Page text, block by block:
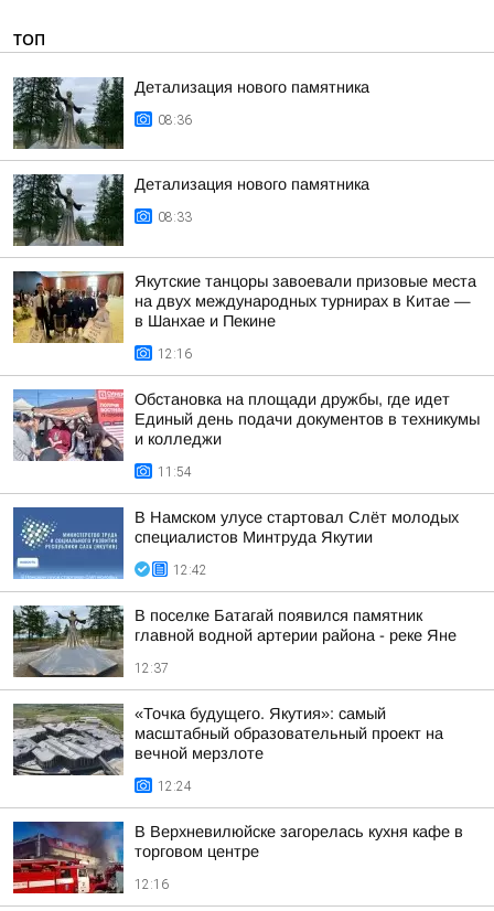
ТОП
Детализация нового памятника
08:36
Детализация нового памятника
08:33
Якутские танцоры завоевали призовые места
на двух международных турнирах в Китае —
в Шанхае и Пекине
12:16
Обстановка на площади дружбы, где идет
Единый день подачи документов в техникумы
и колледжи
11:54
В Намском улусе стартовал Слёт молодых
специалистов Минтруда Якутии
12:42
В поселке Батагай появился памятник
главной водной артерии района - реке Яне
12:37
«Точка будущего. Якутия»: самый
масштабный образовательный проект на
вечной мерзлоте
12:24
В Верхневилюйске загорелась кухня кафе в
торговом центре
12:16